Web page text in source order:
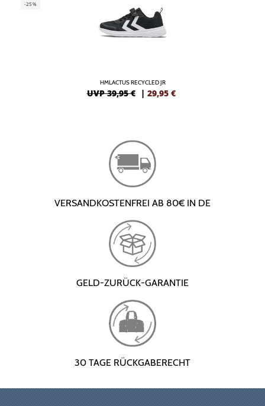
-25%
HMLACTUS RECYCLED JR
UVP 39,95 € | 29,95 €
VERSANDKOSTENFREI AB 80€ IN DE
GELD-ZURÜCK-GARANTIE
30 TAGE RÜCKGABERECHT